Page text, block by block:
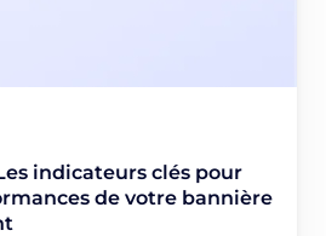
indicateurs clés pour
de votre bannière